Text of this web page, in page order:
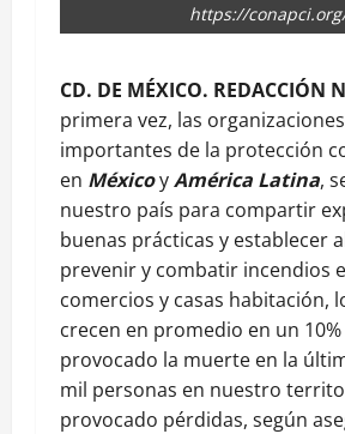
https://
CD. DE MÉXICO. REDACCIÓN
primera vez, las
importantes de la protección
en MéxicoyAmérica Latina,
nuestro país para compartir
buenas prácticas y establecer
prevenir y combatir incendios
comercios y casas habitación,
crecen en promedio en un
provocado la muerte en la
mil personas en nuestro
provocado pérdidas, según